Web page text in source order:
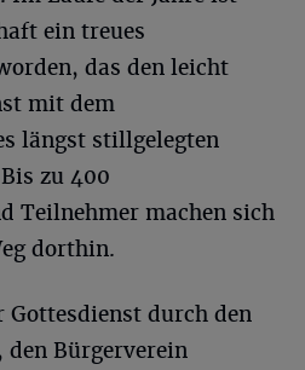
ein treues
das den leicht
mit dem
längst stillgelegten
zu 400
Teilnehmer machen sich
dorthin.
durch den
Bürgerverein